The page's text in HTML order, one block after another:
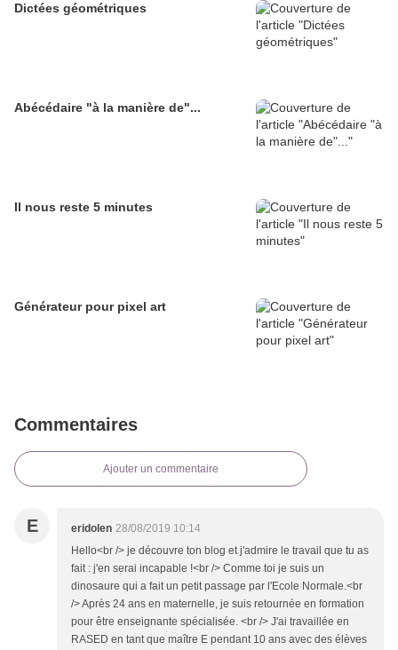
Dictées géométriques
Abécédaire "à la manière de"...
Il nous reste 5 minutes
Générateur pour pixel art
Commentaires
Ajouter un commentaire
E eridolen 28/08/2019 10:14
Hello<br /> je découvre ton blog et j'admire le travail que tu as
fait : j'en serai incapable !<br /> Comme toi je suis un
dinosaure qui a fait un petit passage par l'Ecole Normale.<br
/> Après 24 ans en maternelle, je suis retournée en formation
pour être enseignante spécialisée. <br /> J'ai travaillée en
RASED en tant que maître E pendant 10 ans avec des élèves